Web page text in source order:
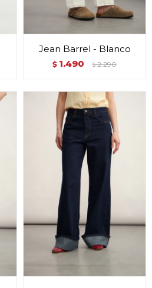
Jean Barrel - Blanco
$ 1.490 $ 2.290